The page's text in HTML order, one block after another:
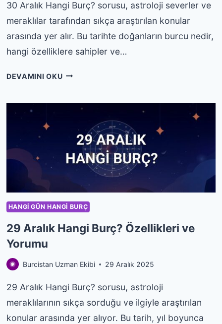
30 Aralık Hangi Burç? sorusu, astroloji severler ve
meraklılar tarafından sıkça araştırılan konular
arasında yer alır. Bu tarihte doğanların burcu nedir,
hangi özelliklere sahipler ve…
DEVAMINI OKU30
BURÇ?
ÖZELLIKLERI
YORUMU
HANGI GÜN HANGI BURÇ
29 Aralık Hangi Burç? Özellikleri ve
Yorumu
Burcistan Uzman Ekibi 29 Aralık 2025
29 Aralık Hangi Burç? sorusu, astroloji
meraklılarının sıkça sorduğu ve ilgiyle araştırılan
konular arasında yer alıyor. Bu tarih, yıl boyunca